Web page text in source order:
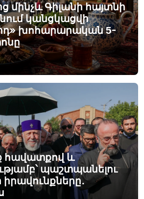
մինչև Գիլանի հայտնի
կանցկացվի
խոհարարական 5-
հավատքով և
պաշտպանելու